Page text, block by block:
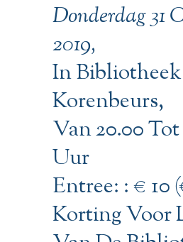
Donderdag 31
2019,
In
Korenbeurs,
Van 20.00 Tot
Uur
Entree: : € 10
Korting Voor